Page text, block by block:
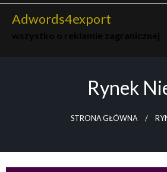
Skip
Adwords4export
Rynek
STRONA GŁÓWNA